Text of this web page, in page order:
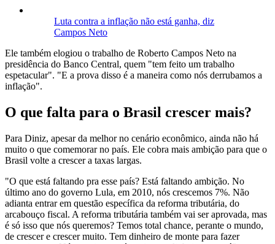
Luta contra a inflação não está ganha, diz
Campos Neto
Ele também elogiou o trabalho de Roberto Campos Neto na
presidência do Banco Central, quem "tem feito um trabalho
espetacular". "E a prova disso é a maneira como nós derrubamos a
inflação".
O que falta para o Brasil crescer mais?
Para Diniz, apesar da melhor no cenário econômico, ainda não há
muito o que comemorar no país. Ele cobra mais ambição para que o
Brasil volte a crescer a taxas largas.
"O que está faltando pra esse país? Está faltando ambição. No
último ano do governo Lula, em 2010, nós crescemos 7%. Não
adianta entrar em questão específica da reforma tributária, do
arcabouço fiscal. A reforma tributária também vai ser aprovada, mas
é só isso que nós queremos? Temos total chance, perante o mundo,
de crescer e crescer muito. Tem dinheiro de monte para fazer